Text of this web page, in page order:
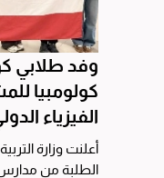
وفد طلابي
كولومبيا
الفيزياء
أعلنت وزارة
الطلبة من مدارس